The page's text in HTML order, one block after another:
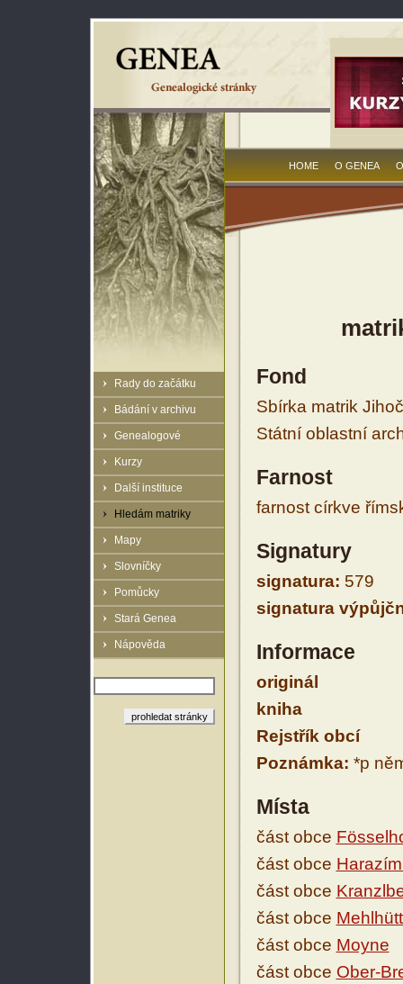
Rady do začátku
Bádání v archivu
Genealogové
Kurzy
Další instituce
Hledám matriky
Mapy
Slovníčky
Pomůcky
Stará Genea
Nápověda
HOME O GENEA
Fond
Sbírka matrik
Státní oblastní
Farnost
farnost církve
Signatury
signatura: 579
signatura
Informace
originál
kniha
Rejstřík obcí
Poznámka: *p
Místa
část obce
část obce
část obce
část obce
část obce Moyne
část obce Ober-